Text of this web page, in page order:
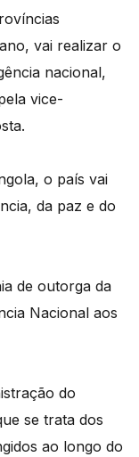
vai realizar o
nacional,
vice-
o país vai
da paz e do
de outorga da
Nacional aos
do
se trata dos
ao longo do